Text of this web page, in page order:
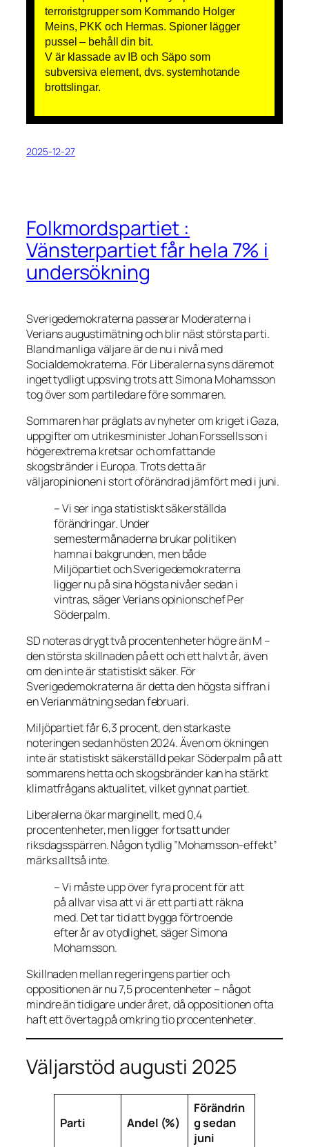
terroristgrupper som Kommando Holger
Meins, PKK och Hermas. Spioner lägger
pussel – behåll din bit.
V är klassade av IB och Säpo som
subversiva element, dvs. systemhotande
brottslingar.
2025-12-27
Folkmordspartiet :
Vänsterpartiet får hela 7% i
undersökning
Sverigedemokraterna passerar Moderaterna i
Verians augustimätning och blir näst största parti.
Bland manliga väljare är de nu i nivå med
Socialdemokraterna. För Liberalerna syns däremot
inget tydligt uppsving trots att Simona Mohamsson
tog över som partiledare före sommaren.
Sommaren har präglats av nyheter om kriget i Gaza,
uppgifter om utrikesminister Johan Forssells son i
högerextrema kretsar och omfattande
skogsbränder i Europa. Trots detta är
väljaropinionen i stort oförändrad jämfört med i juni.
– Vi ser inga statistiskt säkerställda
förändringar. Under
semestermånaderna brukar politiken
hamna i bakgrunden, men både
Miljöpartiet och Sverigedemokraterna
ligger nu på sina högsta nivåer sedan i
vintras, säger Verians opinionschef Per
Söderpalm.
SD noteras drygt två procentenheter högre än M –
den största skillnaden på ett och ett halvt år, även
om den inte är statistiskt säker. För
Sverigedemokraterna är detta den högsta siffran i
en Verianmätning sedan februari.
Miljöpartiet får 6,3 procent, den starkaste
noteringen sedan hösten 2024. Även om ökningen
inte är statistiskt säkerställd pekar Söderpalm på att
sommarens hetta och skogsbränder kan ha stärkt
klimatfrågans aktualitet, vilket gynnat partiet.
Liberalerna ökar marginellt, med 0,4
procentenheter, men ligger fortsatt under
riksdagsspärren. Någon tydlig ”Mohamsson-effekt”
märks alltså inte.
– Vi måste upp över fyra procent för att
på allvar visa att vi är ett parti att räkna
med. Det tar tid att bygga förtroende
efter år av otydlighet, säger Simona
Mohamsson.
Skillnaden mellan regeringens partier och
oppositionen är nu 7,5 procentenheter – något
mindre än tidigare under året, då oppositionen ofta
haft ett övertag på omkring tio procentenheter.
Väljarstöd augusti 2025
Parti Andel (%)
Förändrin
g sedan
juni